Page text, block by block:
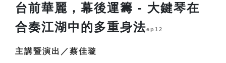
台前華麗，幕後運籌 - 大鍵琴在
合奏江湖中的多重身法ep12
主講暨演出／蔡佳璇